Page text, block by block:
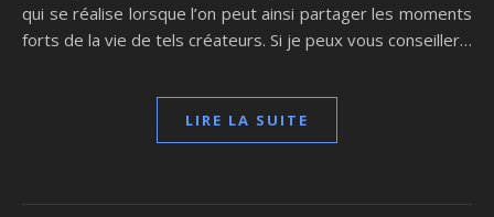
qui se réalise lorsque l’on peut ainsi partager les moments
forts de la vie de tels créateurs. Si je peux vous conseiller…
LIRE LA SUITE